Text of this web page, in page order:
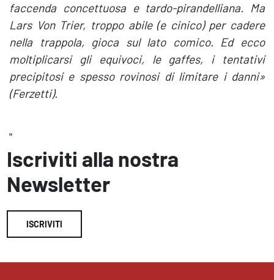
faccenda concettuosa e tardo-pirandelliana. Ma
Lars Von Trier, troppo abile (e cinico) per cadere
nella trappola, gioca sul lato comico. Ed ecco
moltiplicarsi gli equivoci, le gaffes, i tentativi
precipitosi e spesso rovinosi di limitare i danni»
(Ferzetti).
"
Iscriviti alla nostra
Newsletter
ISCRIVITI